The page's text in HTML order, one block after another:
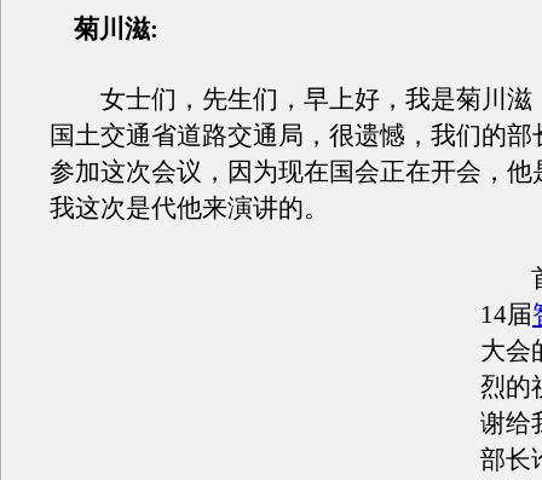
菊川滋:
女士们，先生们，早上好，我是菊川滋
国土交通省道路交通局，很遗憾，我们的部
参加这次会议，因为现在国会正在开会，他
我这次是代他来演讲的。
首
14届
大会
烈的
谢给
部长